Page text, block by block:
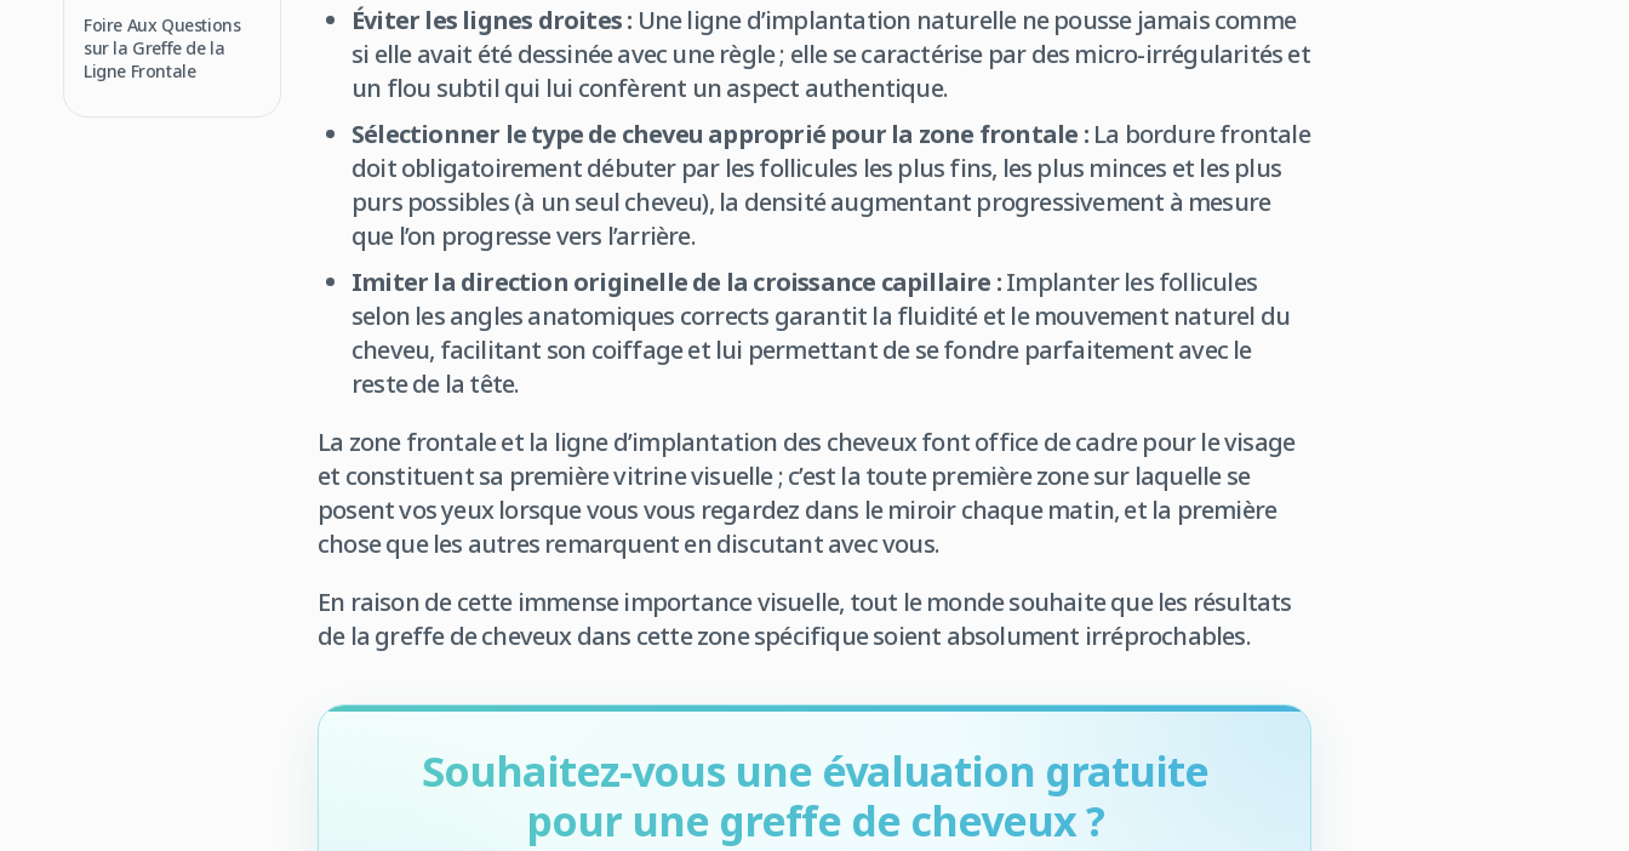
Foire Aux Questions
sur la Greffe de la
Ligne Frontale
Éviter les lignes droites : Une ligne d’implantation naturelle ne pousse jamais comme
si elle avait été dessinée avec une règle ; elle se caractérise par des micro-irrégularités et
un flou subtil qui lui confèrent un aspect authentique.
Sélectionner le type de cheveu approprié pour la zone frontale :La bordure frontale
doit obligatoirement débuter par les follicules les plus fins, les plus minces et les plus
purs possibles (à un seul cheveu), la densité augmentant progressivement à mesure
que l’on progresse vers l’arrière.
Imiter la direction originelle de la croissance capillaire :Implanter les follicules
selon les angles anatomiques corrects garantit la fluidité et le mouvement naturel du
cheveu, facilitant son coiffage et lui permettant de se fondre parfaitement avec le
reste de la tête.
La zone frontale et la ligne d’implantation des cheveux font office de cadre pour le visage
et constituent sa première vitrine visuelle ; c’est la toute première zone sur laquelle se
posent vos yeux lorsque vous vous regardez dans le miroir chaque matin, et la première
chose que les autres remarquent en discutant avec vous.
En raison de cette immense importance visuelle, tout le monde souhaite que les résultats
de la greffe de cheveux dans cette zone spécifique soient absolument irréprochables.
Souhaitez-vous une évaluation gratuite
pour une greffe de cheveux ?